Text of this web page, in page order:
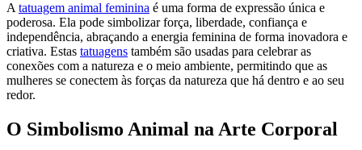
A tatuagem animal feminina é uma forma de expressão única e
poderosa. Ela pode simbolizar força, liberdade, confiança e
independência, abraçando a energia feminina de forma inovadora e
criativa. Estas tatuagens também são usadas para celebrar as
conexões com a natureza e o meio ambiente, permitindo que as
mulheres se conectem às forças da natureza que há dentro e ao seu
redor.
O Simbolismo Animal na Arte Corporal